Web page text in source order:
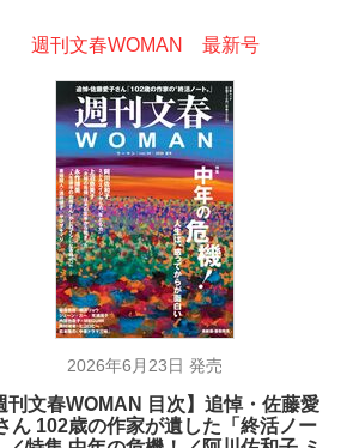
週刊文春WOMAN 最新号
2026年6月23日 発売
刊文春WOMAN 目次】追悼・佐藤愛
ん 102歳の作家が遺した「終活ノー